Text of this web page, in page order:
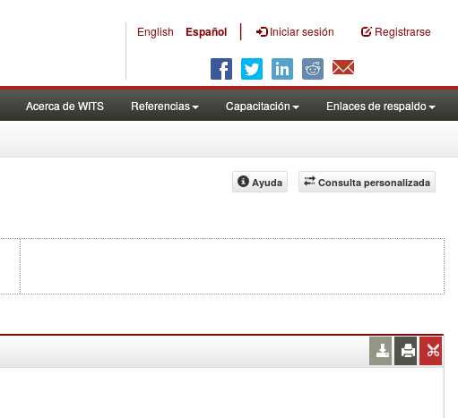
English Español | Iniciar sesión Registrarse
Acerca de WITS Referencias Capacitación Enlaces de respaldo
Consulta personalizada
Ayuda